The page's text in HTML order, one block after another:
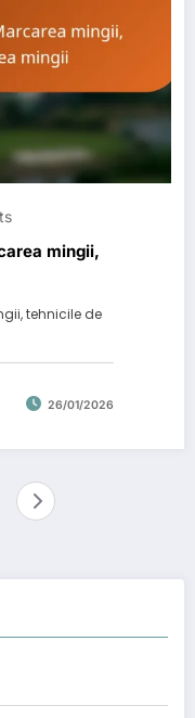
mingii,
tehnicile de
26/01/2026